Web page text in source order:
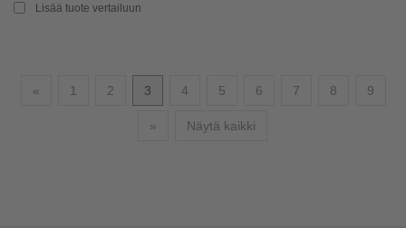
Lisää tuote vertailuun
«Edellinen
1 2 3 4 5 6 7 8 9
» SeuraavaNäytä kaikki